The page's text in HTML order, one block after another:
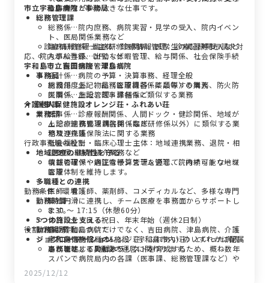
る、やりがいの大きな仕事です。
金事業など
市立宇和島病院 事務局
総務管理課
総務係…院内庶務、病院実習・見学の受入、院内イベン
ト、医局関係業務など
臨床研修係…臨床研修医関係、医学生の実習等受入など
人事給与係…出勤・休暇管理、給与関係、社会保険手続
き、職員健康管理など
会計係…病院の予算・決算事務、経理全般
施設用度係…物品（医療機器・薬品等）の購入、防火防
災関係、施設管理・修繕など
医事課
医事係…診療報酬関係、人間ドック・健診関係、地域が
ん診療連携拠点病院関係など
地域連携係
社会福祉士・臨床心理士主体：地域連携業務、退院・相
談支援、患者紹介業務など
情報管理係…病院情報システム管理、院内ネットワーク
管理
診療情報管理士主体：診療情報管理、診療記録開示請求対
応、院内がん登録、DPCなど
宇和島市立吉田病院・津島病院
事務局
総務係…上記、総務管理課各係に類似する業務
医事係…上記、医事課各係に類似する業務
介護老人保健施設オレンジ荘・ふれあい荘
業務部
上記、総務管理課各係（臨床研修係以外）に類似する業
務及び介護保険法に関する業務
行政事務職の役割
地域医療の継続性を守る
収益の確保や適正な予算管理を通じて、持続可能な地域
医療体制を維持します。
多職種との連携
医師、看護師、薬剤師、コメディカルなど、多様な専門
職と円滑に連携し、チーム医療を事務面からサポートし
ます。
5つの施設を支える
市立宇和島病院だけでなく、吉田病院、津島病院、介護
老人保健施設（オレンジ荘、ふれあい荘）といった病院
局が管轄する5施設の運営に関わります。
勤務条件・環境
勤務時間
8:30 ～ 17:15（休憩60分）
休日…土・日・祝日、年末年始（週休2日制）
勤務場所
宇和島市病院局の5施設（宇和島市内）のいずれかに配属
されます。※異動あり
役割の幅、異動について
ジョブローテーション
事務職としてのゼネラリストを育成するため、概ね数年
スパンで病院局内の各課（医事課、総務管理課など）や
各施設間での異動があります。
キャリアアップ
2025/12/12